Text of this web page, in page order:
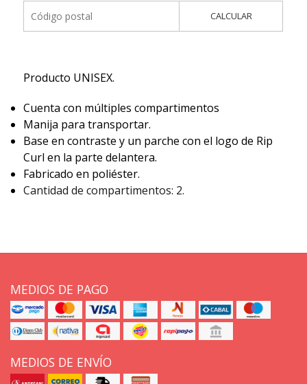
CALCULAR
Producto UNISEX.
Cuenta con múltiples compartimentos
Manija para transportar.
Base en contraste y un parche con el logo de Rip
Curl en la parte delantera.
Fabricado en poliéster.
Cantidad de compartimentos: 2.
MEDIOS DE PAGO
MEDIOS DE ENVÍO